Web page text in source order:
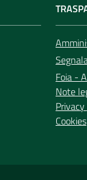
Foia -
Note
Cookies